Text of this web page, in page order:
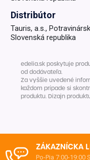
Distribútor
Tauris, a.s.,
Slovenská republika
edelia.sk poskytuje
od dodávateľa.
Za vyššie uvedené
každom prípade si
produktu. Dizajn
ZÁKAZNÍCKA
Po-Pia 7:00-19:00